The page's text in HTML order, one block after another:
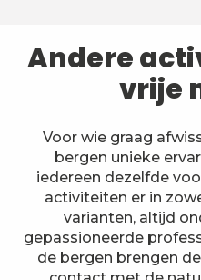
Andere
vrije
Voor wie graag
bergen unieke
iedereen dezelfde
activiteiten er in
varianten, altijd
gepassioneerde
de bergen brengen